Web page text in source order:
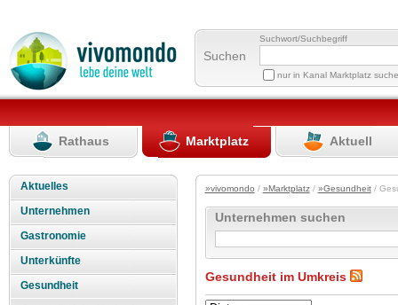
Suchen
Suchwort/Suchbegriff
nur in Kanal Marktplatz
Rathaus Marktplatz Aktuell
Aktuelles
Unternehmen
Gastronomie
Unterkünfte
Gesundheit
»vivomondo / »Marktplatz/ »Gesundheit/
Unternehmen suchen
Gesundheit im Umkreis